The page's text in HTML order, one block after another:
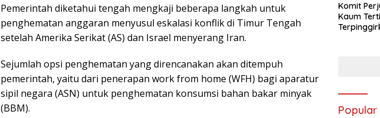
Pemerintah diketahui tengah mengkaji beberapa langkah untuk
penghematan anggaran menyusul eskalasi konflik di Timur Tengah
setelah Amerika Serikat (AS) dan Israel menyerang Iran.
Sejumlah opsi penghematan yang direncanakan akan ditempuh
pemerintah, yaitu dari penerapan work from home (WFH) bagi aparatur
sipil negara (ASN) untuk penghematan konsumsi bahan bakar minyak
(BBM).
Komit
Kaum
Popular